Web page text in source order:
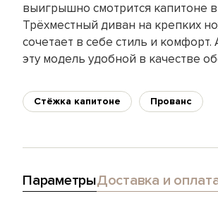
выигрышно смотрится капитоне
Трёхместный диван на крепких
сочетает в себе стиль и
эту модель удобной в качестве
Стёжка капитоне Прованс
ПараметрыДоставка и